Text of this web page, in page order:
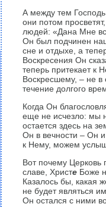
А между тем Господь
они потом
людей: «Дана Мне
Он был подчинен
сне и отдыхе, а
Воскресения Он
теперь притекает к
Воскресшему, – не в
течение долгого
Когда Он
еще не исчезло: мы
остается здесь на
Он в вечности – Он
к Нему, можем
Вот почему Церковь
славе, ХристеБоже
Казалось бы, какая
не будет являться
Он остался с ними